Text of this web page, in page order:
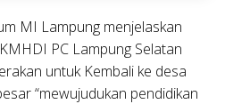
MI Lampung menjelaskan
PC Lampung Selatan
untuk Kembali ke desa
“mewujudukan pendidikan